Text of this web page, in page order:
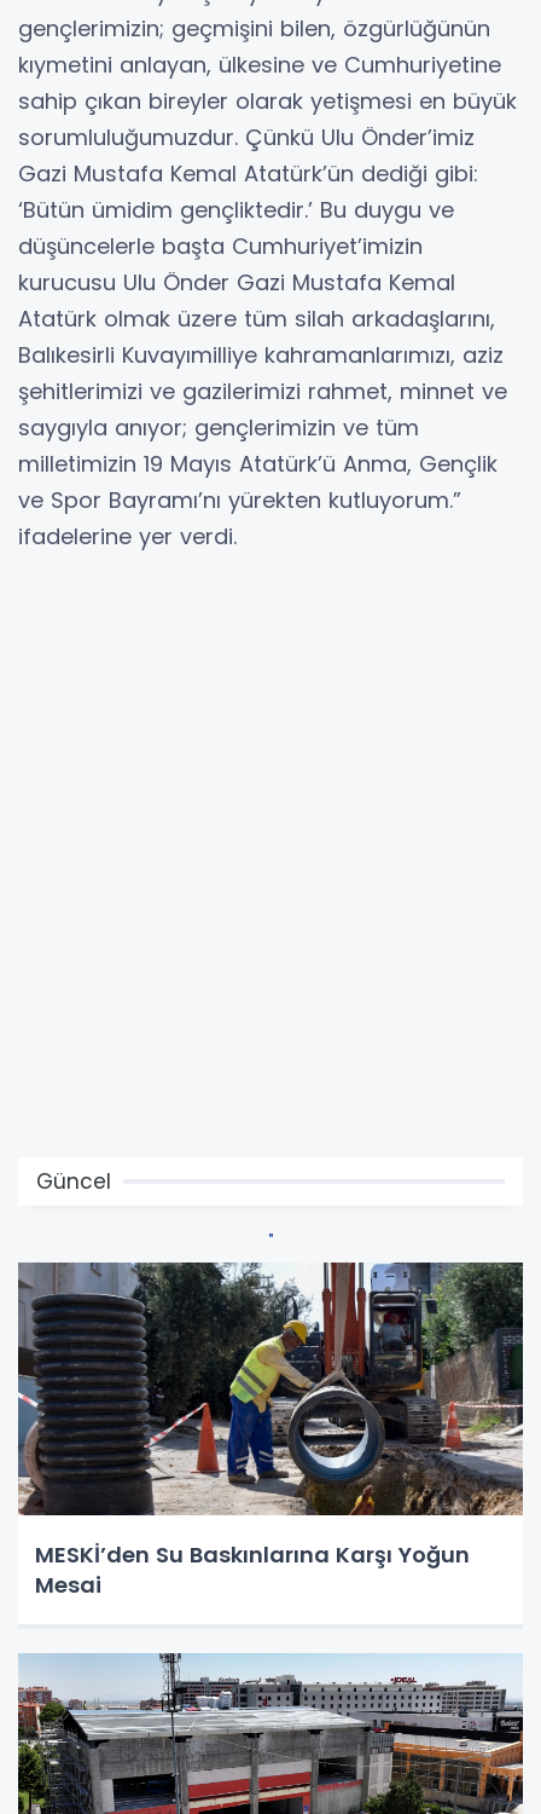
gençlerimizin; geçmişini bilen, özgürlüğünün
kıymetini anlayan, ülkesine ve Cumhuriyetine
sahip çıkan bireyler olarak yetişmesi en büyük
sorumluluğumuzdur. Çünkü Ulu Önder’imiz
Gazi Mustafa Kemal Atatürk’ün dediği gibi:
‘Bütün ümidim gençliktedir.’ Bu duygu ve
düşüncelerle başta Cumhuriyet’imizin
kurucusu Ulu Önder Gazi Mustafa Kemal
Atatürk olmak üzere tüm silah arkadaşlarını,
Balıkesirli Kuvayımilliye kahramanlarımızı, aziz
şehitlerimizi ve gazilerimizi rahmet, minnet ve
saygıyla anıyor; gençlerimizin ve tüm
milletimizin 19 Mayıs Atatürk’ü Anma, Gençlik
ve Spor Bayramı’nı yürekten kutluyorum.”
ifadelerine yer verdi.
Güncel
MESKİ’den Su Baskınlarına Karşı Yoğun
Mesai